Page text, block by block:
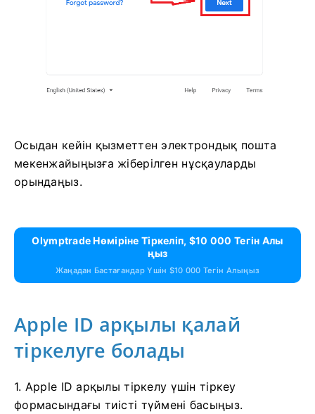
Осыдан кейін қызметтен электрондық пошта
мекенжайыңызға жіберілген нұсқауларды
орындаңыз.
Olymptrade Нөміріне Тіркеліп, $10 000 Тегін Алы
Ңыз
Жаңадан Бастағандар Үшін $10 000 Тегін Алыңыз
Apple ID арқылы қалай
тіркелуге болады
1. Apple ID арқылы тіркелу үшін тіркеу
формасындағы тиісті түймені басыңыз.